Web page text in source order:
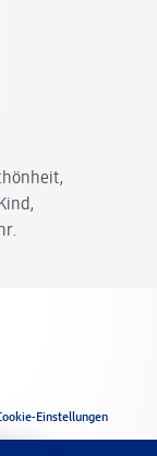
Einstellungen